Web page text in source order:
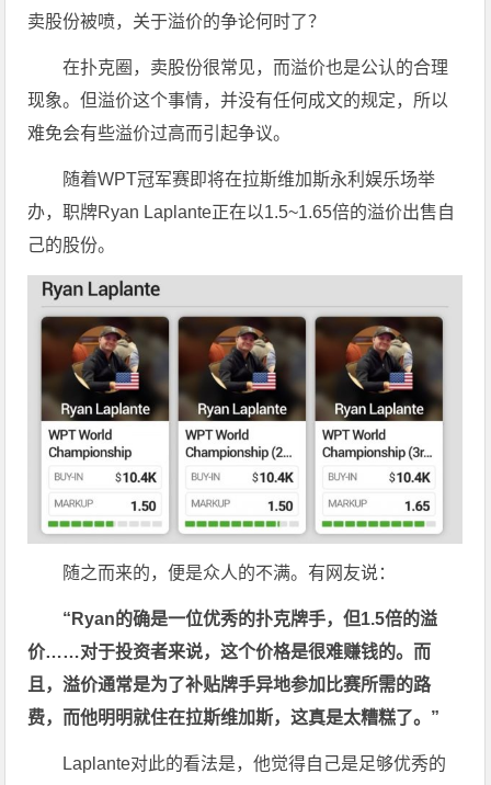
卖股份被喷，关于溢价的争论何时了？
在扑克圈，卖股份很常见，而溢价也是公认的合理
现象。但溢价这个事情，并没有任何成文的规定，所以
难免会有些溢价过高而引起争议。
随着WPT冠军赛即将在拉斯维加斯永利娱乐场举
办，职牌Ryan Laplante正在以1.5~1.65倍的溢价出售自
己的股份。
随之而来的，便是众人的不满。有网友说：
“Ryan的确是一位优秀的扑克牌手，但1.5倍的溢
价……对于投资者来说，这个价格是很难赚钱的。而
且，溢价通常是为了补贴牌手异地参加比赛所需的路
费，而他明明就住在拉斯维加斯，这真是太糟糕了。”
Laplante对此的看法是，他觉得自己是足够优秀的